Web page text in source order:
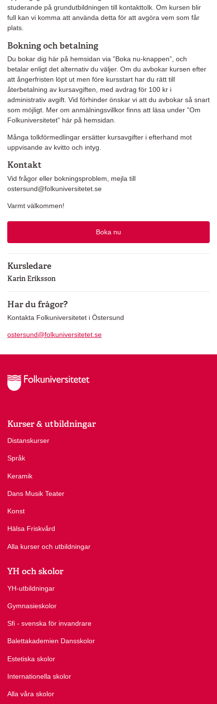
studerande på grundutbildningen till kontakttolk. Om kursen blir
full kan vi komma att använda detta för att avgöra vem som får
plats.
Bokning och betalning
Du bokar dig här på hemsidan via ”Boka nu-knappen”, och
betalar enligt det alternativ du väljer. Om du avbokar kursen efter
att ångerfristen löpt ut men före kursstart har du rätt till
återbetalning av kursavgiften, med avdrag för 100 kr i
administrativ avgift. Vid förhinder önskar vi att du avbokar så snart
som möjligt. Mer om anmälningsvillkor finns att läsa under ”Om
Folkuniversitetet” här på hemsidan.
Många tolkförmedlingar ersätter kursavgifter i efterhand mot
uppvisande av kvitto och intyg.
Kontakt
Vid frågor eller bokningsproblem, mejla till
ostersund@folkuniversitetet.se
Varmt välkommen!
Boka nu
Kursledare
Karin Eriksson
Har du frågor?
Kontakta Folkuniversitetet i Östersund
ostersund@folkuniversitetet.se
Kurser & utbildningar
Distanskurser
Språk
Keramik
Dans Musik Teater
Konst
Hälsa Friskvård
Alla kurser och utbildningar
YH och skolor
YH-utbildningar
Gymnasieskolor
Sfi - svenska för invandrare
Balettakademien Dansskolor
Estetiska skolor
Internationella skolor
Alla våra skolor